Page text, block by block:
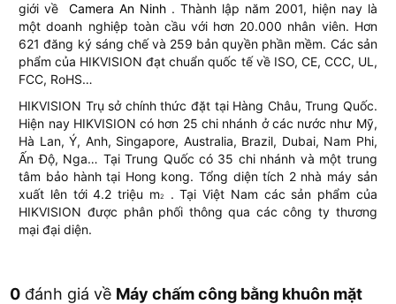
giới vềCamera An Ninh . Thành lập năm 2001, hiện nay là
một doanh nghiệp toàn cầu với hơn 20.000 nhân viên. Hơn
621 đăng ký sáng chế và 259 bản quyền phần mềm. Các sản
phẩm của HIKVISION đạt chuẩn quốc tế về ISO, CE, CCC, UL,
FCC, RoHS…
HIKVISION Trụ sở chính thức đặt tại Hàng Châu, Trung Quốc.
Hiện nay HIKVISION có hơn 25 chi nhánh ở các nước như Mỹ,
Hà Lan, Ý, Anh, Singapore, Australia, Brazil, Dubai, Nam Phi,
Ấn Độ, Nga… Tại Trung Quốc có 35 chi nhánh và một trung
tâm bảo hành tại Hong kong. Tổng diện tích 2 nhà máy sản
xuất lên tới 4.2 triệu m2
. Tại Việt Nam các sản phẩm của
HIKVISION được phân phối thông qua các công ty thương
mại đại diện.
0 đánh giá về Máy chấm công bằng khuôn mặt